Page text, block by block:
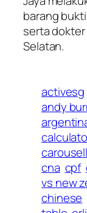
barang
serta dokter
Selatan.
activesg
andy
carousell
cna cpf
vs new
chinese